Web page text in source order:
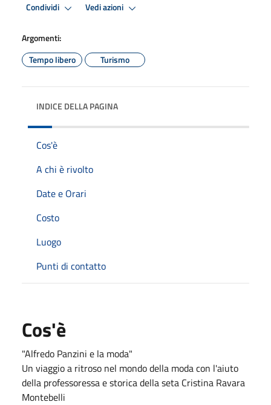
Condividi Vedi azioni
Argomenti:
Tempo libero
Turismo
INDICE DELLA PAGINA
Cos'è
A chi è rivolto
Date e Orari
Costo
Luogo
Punti di contatto
Cos'è
"Alfredo Panzini e la moda"
Un viaggio a ritroso nel mondo della moda con l'aiuto
della professoressa e storica della seta Cristina Ravara
Montebelli